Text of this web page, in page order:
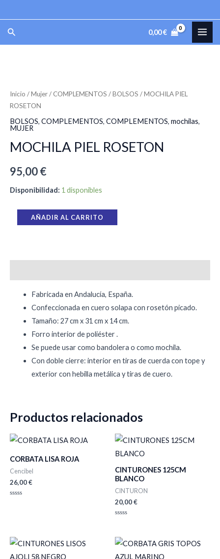
al
contenido
Buscar 0,00€
Inicio /Mujer/ COMPLEMENTOS /BOLSOS / MOCHILA PIEL
ROSETON
BOLSOS, COMPLEMENTOS, COMPLEMENTOS, mochilas,
MUJER
MOCHILA PIEL ROSETON
95,00€
Disponibilidad: 1 disponibles
ROSETON
cantidad
AÑADIR AL CARRITO
Fabricada en Andalucía, España.
Confeccionada en cuero solapa con rosetón picado.
Tamaño: 27 cm x 31 cm x 14 cm.
Forro interior de poliéster .
Se puede usar como bandolera o como mochila.
Con doble cierre: interior en tiras de cuerda con tope y
exterior con hebilla metálica y tiras de cuero.
Productos relacionados
CORBATA LISA ROJA
Cencibel
26,00€
CINTURONES 125CM
BLANCO
CINTURON
20,00€
de
5